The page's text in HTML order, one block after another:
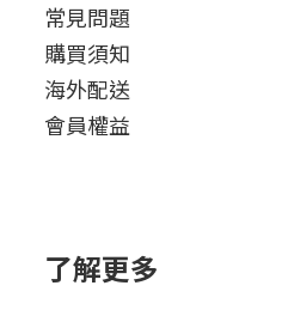
常見問題
購買須知
海外配送
會員權益
了解更多